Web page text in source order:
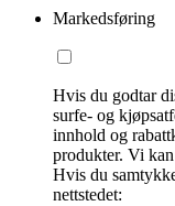
Markedsføring
Hvis du godtar
surfe- og
innhold og
produkter. Vi kan
Hvis du
nettstedet: